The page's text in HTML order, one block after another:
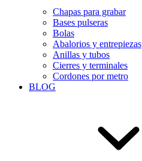
Chapas para grabar
Bases pulseras
Bolas
Abalorios y entrepiezas
Anillas y tubos
Cierres y terminales
Cordones por metro
BLOG